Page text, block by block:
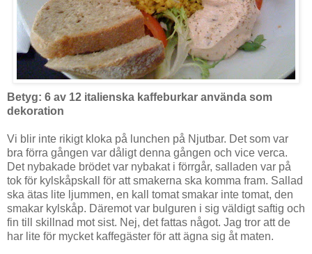
Betyg: 6 av 12 italienska kaffeburkar använda som
dekoration
Vi blir inte rikigt kloka på lunchen på Njutbar. Det som var
bra förra gången var dåligt denna gången och vice verca.
Det nybakade brödet var nybakat i förrgår, salladen var på
tok för kylskåpskall för att smakerna ska komma fram. Sallad
ska ätas lite ljummen, en kall tomat smakar inte tomat, den
smakar kylskåp. Däremot var bulguren i sig väldigt saftig och
fin till skillnad mot sist. Nej, det fattas något. Jag tror att de
har lite för mycket kaffegäster för att ägna sig åt maten.